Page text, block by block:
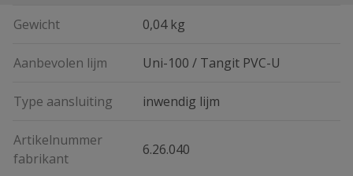
Gewicht 0,04 kg
Aanbevolen lijm Uni-100 / Tangit PVC-U
Type aansluiting inwendig lijm
Artikelnummer
fabrikant
6.26.040